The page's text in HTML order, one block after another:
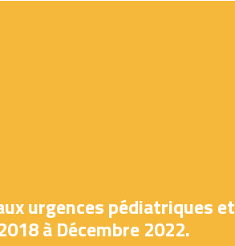
urgences pédiatriques et
à Décembre 2022.